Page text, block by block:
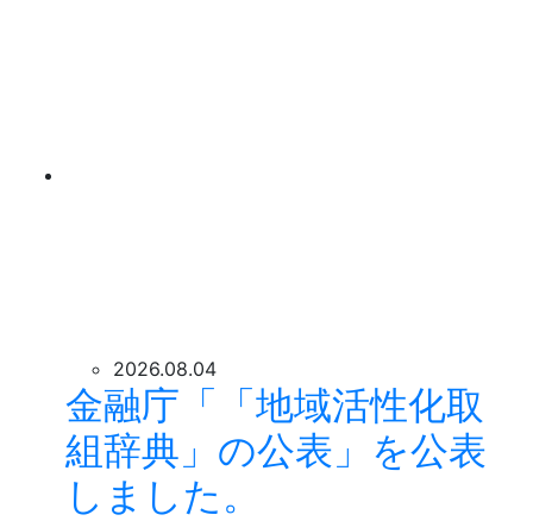
2026.08.04
金融庁「「地域活性化取
組辞典」の公表」を公表
しました。